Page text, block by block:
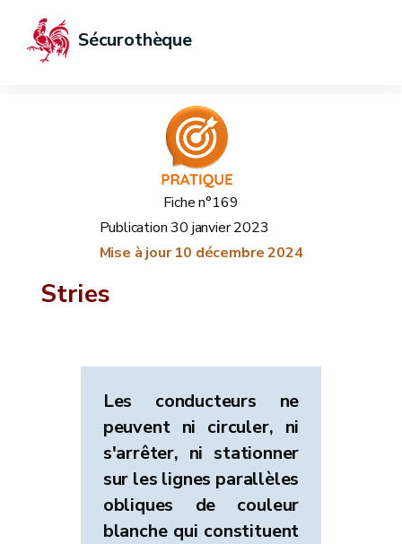
Sécurothèque
Fiche n°169
Publication30 janvier 2023
Mise à jour 10 décembre 2024
Stries
Les conducteurs ne
peuvent ni circuler, ni
s'arrêter, ni stationner
sur les lignes parallèles
obliques de couleur
blanche qui constituent